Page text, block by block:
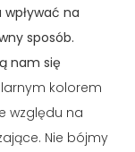
na
sposób.
nam się
kolorem
względu na
Nie bójmy